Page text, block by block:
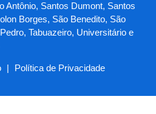
Antônio, Santos Dumont, Santos
Borges, São Benedito, São
Tabuazeiro, Universitário e
| Política de Privacidade